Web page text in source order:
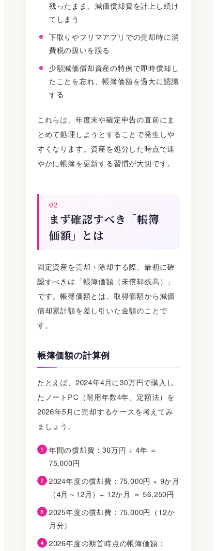
残ったまま、減価償却費を計上し続け
てしまう
下取りやフリマアプリでの売却時に消
費税の扱いを誤る
少額減価償却資産の特例で即時償却し
たことを忘れ、帳簿価額を過大に認識
する
これらは、年度末や確定申告の直前にま
とめて処理しようとすることで発生しや
すくなります。資産を処分した時点で速
やかに帳簿を更新する習慣が大切です。
02
まず確認すべき「帳簿
価額」とは
固定資産を売却・除却する際、最初に確
認すべきは「帳簿価額（未償却残高）」
です。帳簿価額とは、取得価額から減価
償却累計額を差し引いた金額のことで
す。
帳簿価額の計算例
たとえば、2024年4月に30万円で購入し
たノートPC（耐用年数4年、定額法）を
2026年5月に売却するケースを考えてみ
ましょう。
年間の償却費：30万円 ÷ 4年 ＝
75,000円
2024年度の償却費：75,000円 × 9か月
（4月～12月）÷ 12か月 ＝ 56,250円
2025年度の償却費：75,000円（12か
月分）
2026年度の期首時点の帳簿価額：